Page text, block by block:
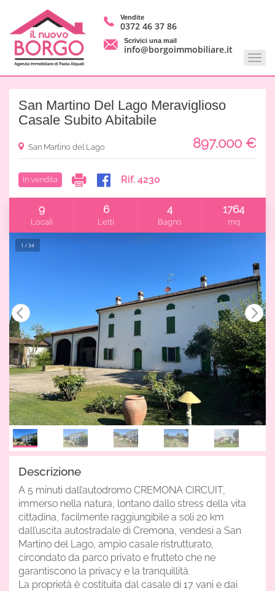
Vendite
0372 46 37 86
Scrivici una mail
info@borgoimmobiliare.it
San Martino Del Lago Meraviglioso
Casale Subito Abitabile
San Martino del Lago 897.000 €
In vendita Rif. 4230
9
Locali
6
Letti
4
Bagno
1764
mq
1 / 34
Descrizione
A 5 minuti dall’autodromo CREMONA CIRCUIT,
immerso nella natura, lontano dallo stress della vita
cittadina, facilmente raggiungibile a soli 20 km
dall’uscita autostradale di Cremona, vendesi a San
Martino del Lago, ampio casale ristrutturato,
circondato da parco privato e frutteto che ne
garantiscono la privacy e la tranquillità.
La proprietà è costituita dal casale di 17 vani e dai